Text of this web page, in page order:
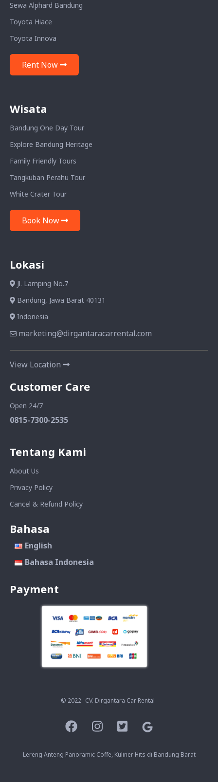
Sewa Alphard Bandung
Toyota Hiace
Toyota Innova
Rent Now
Wisata
Bandung One Day Tour
Explore Bandung Heritage
Family Friendly Tours
Tangkuban Perahu Tour
White Crater Tour
Book Now
Lokasi
Jl. Lamping No.7
Bandung, Jawa Barat 40131
Indonesia
marketing@dirgantaracarrental.com
View Location
Customer Care
Open 24/7
0815-7300-2535
Tentang Kami
About Us
Privacy Policy
Cancel & Refund Policy
Bahasa
English
Bahasa Indonesia
Payment
© 2022 CV. Dirgantara Car Rental
Lereng Anteng Panoramic Coffe, Kuliner Hits di Bandung Barat